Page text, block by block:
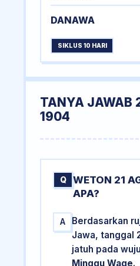
DANAWA
SIKLUS 10 HARI
TANYA JAWAB
1904
Q
WETON 21
APA?
A
Berdasarkan
Jawa, tanggal
jatuh pada
Minggu Wage.